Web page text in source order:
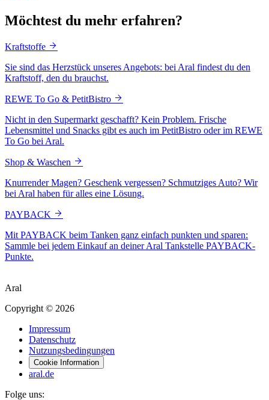
Möchtest du mehr erfahren?
Kraftstoffe
Sie sind das Herzstück unseres Angebots: bei Aral findest du den
Kraftstoff, den du brauchst.
REWE To Go & PetitBistro
Nicht in den Supermarkt geschafft? Kein Problem. Frische
Lebensmittel und Snacks gibt es auch im PetitBistro oder im REWE
To Go bei Aral.
Shop & Waschen
Knurrender Magen? Geschenk vergessen? Schmutziges Auto? Wir
bei Aral haben für alles eine Lösung.
PAYBACK
Mit PAYBACK beim Tanken ganz einfach punkten und sparen:
Sammle bei jedem Einkauf an deiner Aral Tankstelle PAYBACK-
Punkte.
Aral
Copyright © 2026
Impressum
Datenschutz
Nutzungsbedingungen
Cookie Information
aral.de
Folge uns: